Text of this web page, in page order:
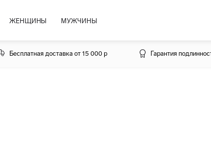
ЖЕНЩИНЫ МУЖЧИНЫ
Бесплатная доставка от 15 000 р Гарантия